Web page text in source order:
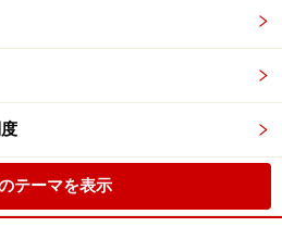
テーマを表示